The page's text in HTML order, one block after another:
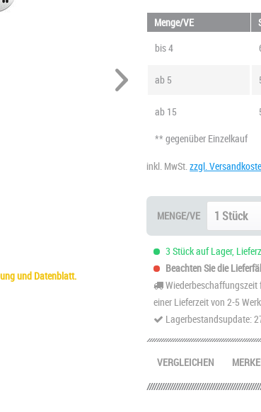
und Datenblatt.
Menge/VE
bis4
ab 5
ab 15
** gegenüber Einzelkauf
inkl. MwSt.zzgl.
MENGE/VE
3 Stück auf Lager,
Beachten Sie die
einer Lieferzeit von 2-5
Lagerbestandsupdate:
VERGLEICHEN